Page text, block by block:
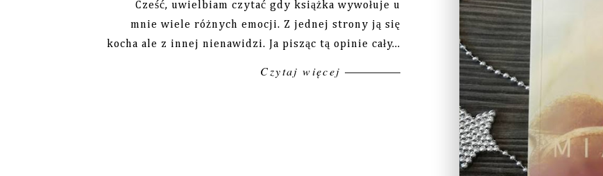
Cześć, uwielbiam czytać gdy książka wywołuje u
mnie wiele różnych emocji. Z jednej strony ją się
kocha ale z innej nienawidzi. Ja pisząc tą opinie cały...
Czytaj więcej